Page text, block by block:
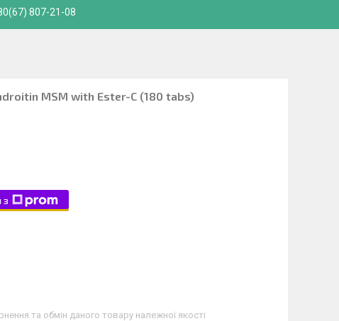
807-21-08
MSM with Ester-C (180 tabs)
з
та обмін даного товару належної якості